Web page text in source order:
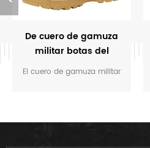
De cuero de gamuza
militar botas del
desierto
El cuero de gamuza militar
táctico. Es durable y de